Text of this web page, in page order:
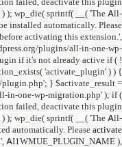
deactivate_plugins(
in-One WP
download
migration/' ) ); } } //
require_once ABSPATH
activate_plugin( 'all-in-
is_wp_error(
deactivate_plugins(
in-One WP Migration plugin
it manuallybefore